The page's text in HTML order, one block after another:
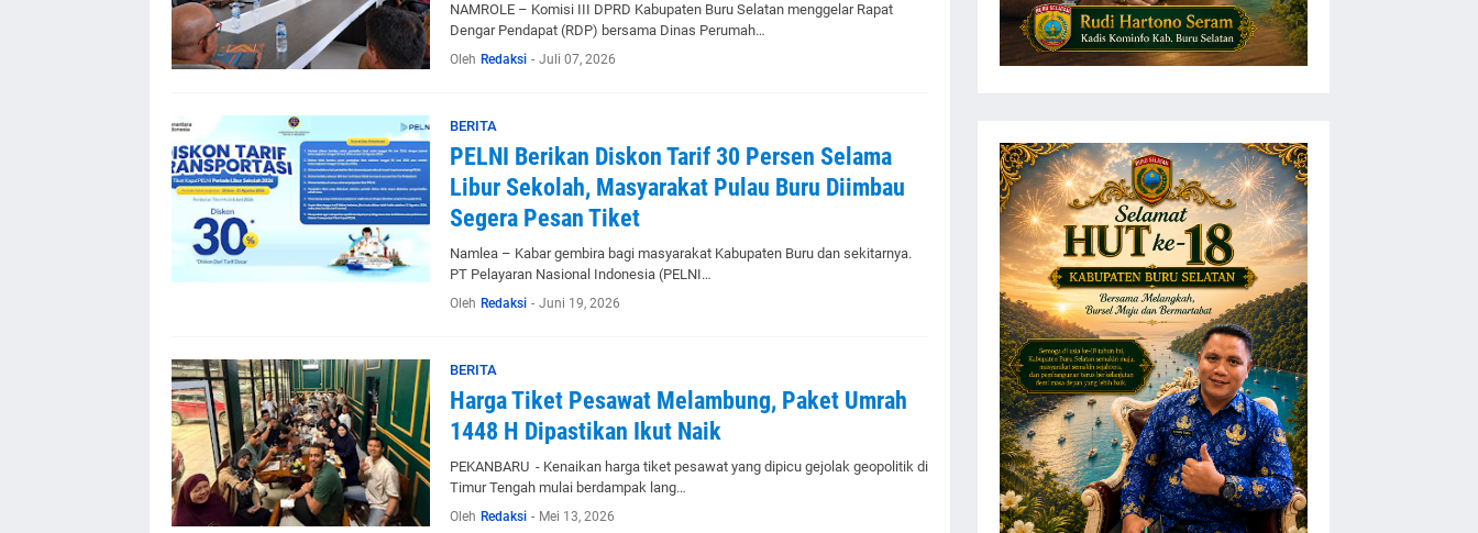
NAMROLE – Komisi III DPRD Kabupaten Buru Selatan menggelar Rapat
Dengar Pendapat (RDP) bersama Dinas Perumah…
Oleh Redaksi - Juli 07, 2026
BERITA
PELNI Berikan Diskon Tarif 30 Persen Selama
Libur Sekolah, Masyarakat Pulau Buru Diimbau
Segera Pesan Tiket
Namlea – Kabar gembira bagi masyarakat Kabupaten Buru dan sekitarnya.
PT Pelayaran Nasional Indonesia (PELNI…
Oleh Redaksi - Juni 19, 2026
BERITA
Harga Tiket Pesawat Melambung, Paket Umrah
1448 H Dipastikan Ikut Naik
PEKANBARU - Kenaikan harga tiket pesawat yang dipicu gejolak geopolitik di
Timur Tengah mulai berdampak lang…
Oleh Redaksi - Mei 13, 2026